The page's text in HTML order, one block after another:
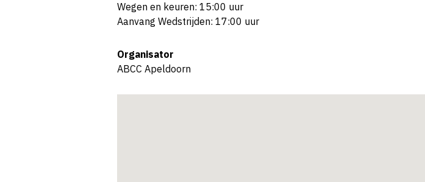
Wegen en keuren: 15:00 uur
Aanvang Wedstrijden: 17:00 uur
Organisator
ABCC Apeldoorn